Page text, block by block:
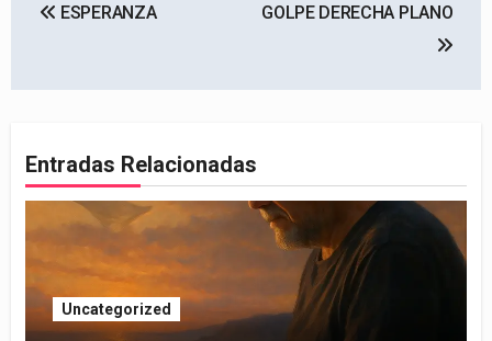
de
ESPERANZA GOLPE DERECHA PLANO
Entradas Relacionadas
Uncategorized